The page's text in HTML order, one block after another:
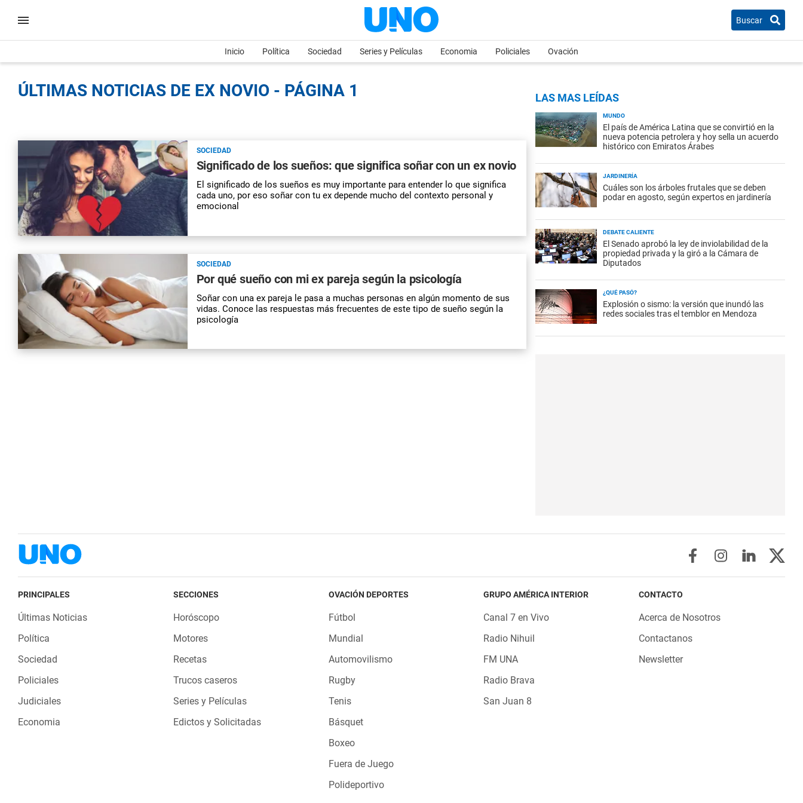
Buscar
Inicio Política Sociedad Series y Películas Economia Policiales Ovación
ÚLTIMAS NOTICIAS DE EX NOVIO - PÁGINA 1
SOCIEDAD
Significado de los sueños: que significa soñar con un ex novio
El significado de los sueños es muy importante para entender lo que significa
cada uno, por eso soñar con tu ex depende mucho del contexto personal y
emocional
SOCIEDAD
Por qué sueño con mi ex pareja según la psicología
Soñar con una ex pareja le pasa a muchas personas en algún momento de sus
vidas. Conoce las respuestas más frecuentes de este tipo de sueño según la
psicología
LAS MAS LEÍDAS
MUNDO
El país de América Latina que se convirtió en la
nueva potencia petrolera y hoy sella un acuerdo
histórico con Emiratos Árabes
JARDINERÍA
Cuáles son los árboles frutales que se deben
podar en agosto, según expertos en jardinería
DEBATE CALIENTE
El Senado aprobó la ley de inviolabilidad de la
propiedad privada y la giró a la Cámara de
Diputados
¿QUÉ PASÓ?
Explosión o sismo: la versión que inundó las
redes sociales tras el temblor en Mendoza
PRINCIPALES
Últimas Noticias
Política
Sociedad
Policiales
Judiciales
Economia
SECCIONES
Horóscopo
Motores
Recetas
Trucos caseros
Series y Películas
Edictos y Solicitadas
OVACIÓN DEPORTES
Fútbol
Mundial
Automovilismo
Rugby
Tenis
Básquet
Boxeo
Fuera de Juego
Polideportivo
GRUPO AMÉRICA INTERIOR
Canal 7 en Vivo
Radio Nihuil
FM UNA
Radio Brava
San Juan 8
CONTACTO
Acerca de Nosotros
Contactanos
Newsletter